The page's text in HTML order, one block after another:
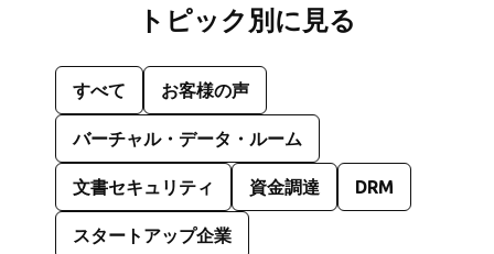
トピック別に見る
すべて お客様の声
バーチャル・データ・ルーム
文書セキュリティ 資金調達 DRM
スタートアップ企業